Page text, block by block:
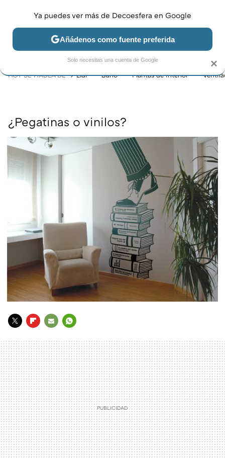
JARDÍN Y TERRAZA SALÓN DORMITORIO COCINA
HOY SE HABLA DE Lidl Baño Plantas de interior
¿Pegatinas o vinilos?
MAIL
×
Ya puedes ver más de Decoesfera en Google
Añádenos como fuente preferida
Solo necesitas una cuenta de Google